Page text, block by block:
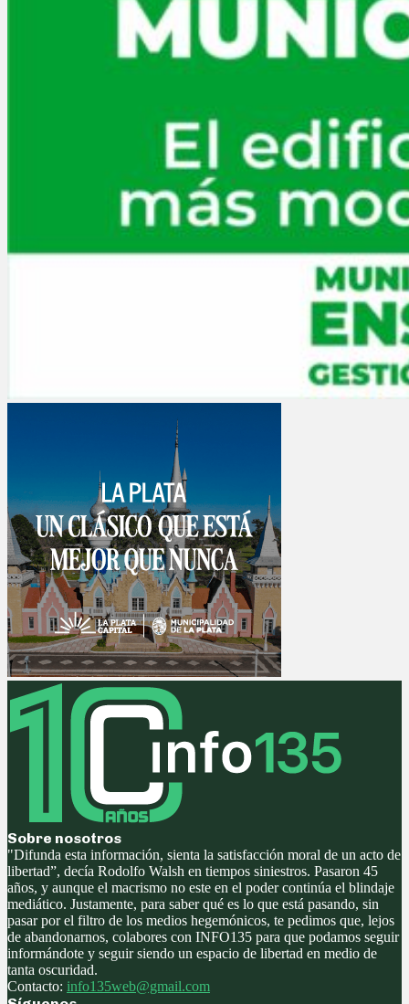
Sobre nosotros
"Difunda esta información, sienta la satisfacción moral de un acto de
libertad”, decía Rodolfo Walsh en tiempos siniestros. Pasaron 45
años, y aunque el macrismo no este en el poder continúa el blindaje
mediático. Justamente, para saber qué es lo que está pasando, sin
pasar por el filtro de los medios hegemónicos, te pedimos que, lejos
de abandonarnos, colabores con INFO135 para que podamos seguir
informándote y seguir siendo un espacio de libertad en medio de
tanta oscuridad.
Contacto: info135web@gmail.com